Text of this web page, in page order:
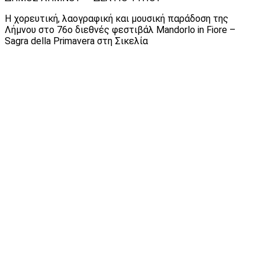
Η χορευτική, λαογραφική και μουσική παράδοση της
Λήμνου στο 76ο διεθνές φεστιβάλ Mandorlo in Fiore –
Sagra della Primavera στη Σικελία